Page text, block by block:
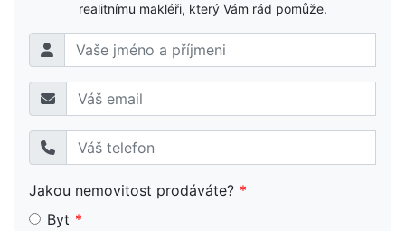
realitnímu makléři, který Vám rád pomůže.
Jakou nemovitost prodáváte?
Byt